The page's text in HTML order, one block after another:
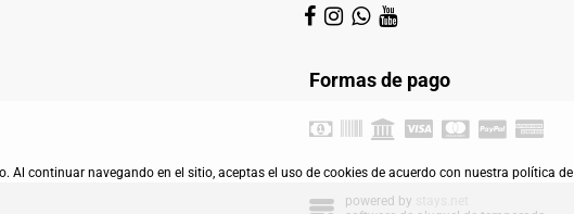
Formas de pago
powered by
Al continuar navegando en el sitio, aceptas el uso de cookies de acuerdo con nuestra política de